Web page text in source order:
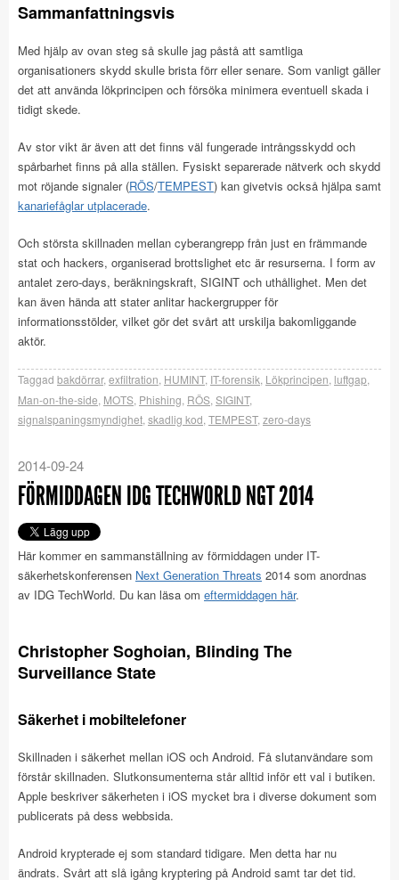
Sammanfattningsvis
Med hjälp av ovan steg så skulle jag påstå att samtliga
organisationers skydd skulle brista förr eller senare. Som vanligt gäller
det att använda lökprincipen och försöka minimera eventuell skada i
tidigt skede.
Av stor vikt är även att det finns väl fungerade intrångsskydd och
spårbarhet finns på alla ställen. Fysiskt separerade nätverk och skydd
mot röjande signaler (RÖS/TEMPEST) kan givetvis också hjälpa samt
kanariefåglar utplacerade.
Och största skillnaden mellan cyberangrepp från just en främmande
stat och hackers, organiserad brottslighet etc är resurserna. I form av
antalet zero-days, beräkningskraft, SIGINT och uthållighet. Men det
kan även hända att stater anlitar hackergrupper för
informationsstölder, vilket gör det svårt att urskilja bakomliggande
aktör.
Taggad bakdörrar, exfiltration HUMINT, IT-forensik Lökprincipen luftgap
Man-on-the-side MOTS Phishing RÖS SIGINT,
signalspaningsmyndighet skadlig kod TEMPEST, zero-days
2014-09-24
FÖRMIDDAGEN IDG TECHWORLD NGT 2014
Här kommer en sammanställning av förmiddagen under IT-
säkerhetskonferensen Next Generation Threats 2014 som anordnas
av IDG TechWorld. Du kan läsa om eftermiddagen här.
Christopher Soghoian, Blinding The
Surveillance State
Säkerhet i mobiltelefoner
Skillnaden i säkerhet mellan iOS och Android. Få slutanvändare som
förstår skillnaden. Slutkonsumenterna står alltid inför ett val i butiken.
Apple beskriver säkerheten i iOS mycket bra i diverse dokument som
publicerats på dess webbsida.
Android krypterade ej som standard tidigare. Men detta har nu
ändrats. Svårt att slå igång kryptering på Android samt tar det tid.